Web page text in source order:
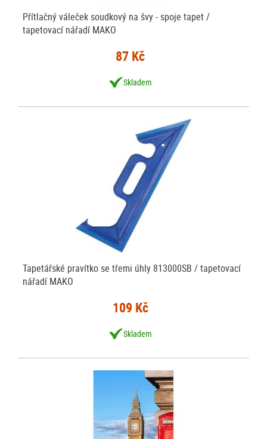
Přítlačný váleček soudkový na švy - spoje tapet /
tapetovací nářadí MAKO
87 Kč
Skladem
Tapetářské pravítko se třemi úhly 813000SB / tapetovací
nářadí MAKO
109 Kč
Skladem